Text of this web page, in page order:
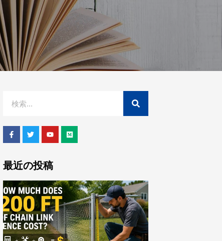
最近の投稿